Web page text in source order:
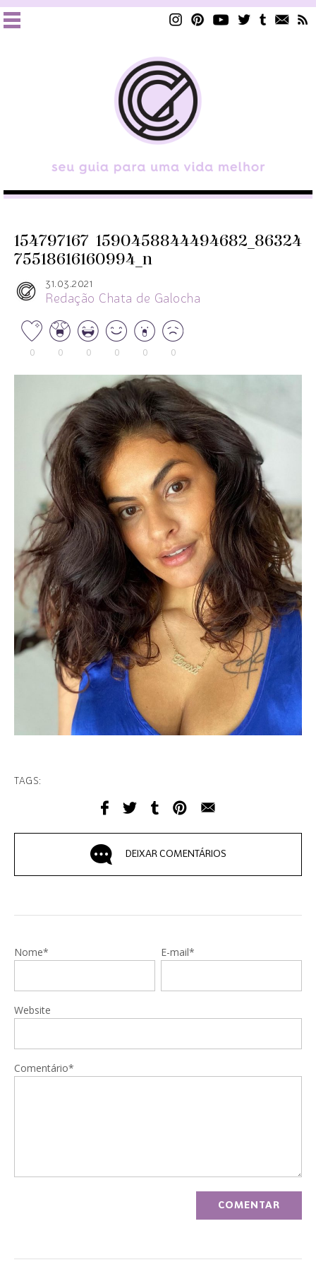
154797167_1590458844494682_86324
75518616160994_n
31.03.2021
Redação Chata de Galocha
0 0 0 0 0 0
TAGS:
DEIXAR COMENTÁRIOS
Nome* E-mail*
Website
Comentário*